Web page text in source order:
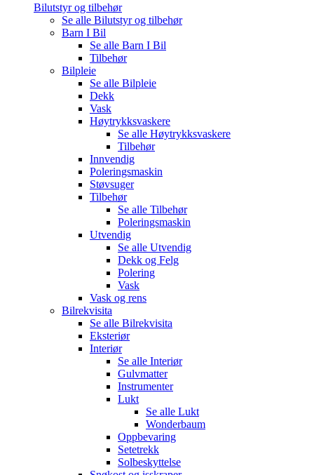
Bilutstyr og tilbehør
Se alle Bilutstyr og tilbehør
Barn I Bil
Se alle Barn I Bil
Tilbehør
Bilpleie
Se alle Bilpleie
Dekk
Vask
Høytrykksvaskere
Se alle Høytrykksvaskere
Tilbehør
Innvendig
Poleringsmaskin
Støvsuger
Tilbehør
Se alle Tilbehør
Poleringsmaskin
Utvendig
Se alle Utvendig
Dekk og Felg
Polering
Vask
Vask og rens
Bilrekvisita
Se alle Bilrekvisita
Eksteriør
Interiør
Se alle Interiør
Gulvmatter
Instrumenter
Lukt
Se alle Lukt
Wonderbaum
Oppbevaring
Setetrekk
Solbeskyttelse